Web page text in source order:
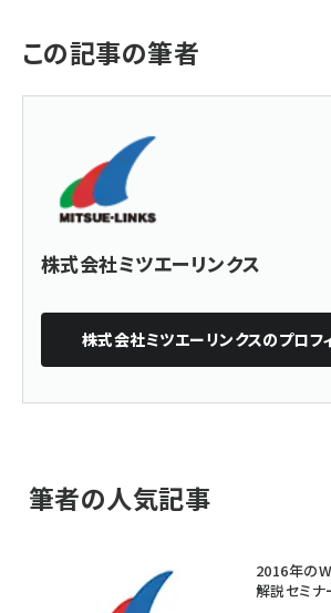
この記事の筆者
株式会社ミツエーリンクス
株式会社ミツエーリンクスのプロフ
筆者の人気記事
2016年の
解説セミナ